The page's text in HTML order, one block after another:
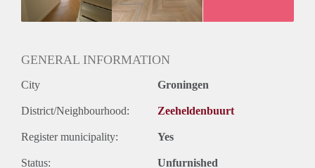
GENERAL INFORMATION
City Groningen
District/Neighbourhood: Zeeheldenbuurt
Register municipality: Yes
Status: Unfurnished